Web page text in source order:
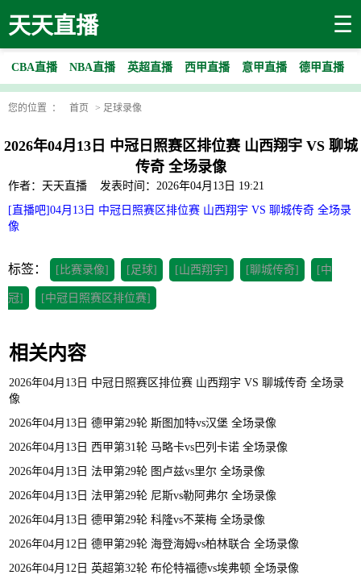
天天直播 ☰
CBA直播 NBA直播 英超直播 西甲直播 意甲直播 德甲直播
您的位置 ： 首页 > 足球录像
2026年04月13日 中冠日照赛区排位赛 山西翔宇 VS 聊城
传奇 全场录像
作者：天天直播
发表时间：2026年04月13日 19:21
[直播吧]04月13日 中冠日照赛区排位赛 山西翔宇 VS 聊城传奇 全场录
像
标签： [比赛录像] [足球] [山西翔宇] [聊城传奇] [中
冠] [中冠日照赛区排位赛]
相关内容
2026年04月13日 中冠日照赛区排位赛 山西翔宇 VS 聊城传奇 全场录
像
2026年04月13日 德甲第29轮 斯图加特vs汉堡 全场录像
2026年04月13日 西甲第31轮 马略卡vs巴列卡诺 全场录像
2026年04月13日 法甲第29轮 图卢兹vs里尔 全场录像
2026年04月13日 法甲第29轮 尼斯vs勒阿弗尔 全场录像
2026年04月13日 德甲第29轮 科隆vs不莱梅 全场录像
2026年04月12日 德甲第29轮 海登海姆vs柏林联合 全场录像
2026年04月12日 英超第32轮 布伦特福德vs埃弗顿 全场录像